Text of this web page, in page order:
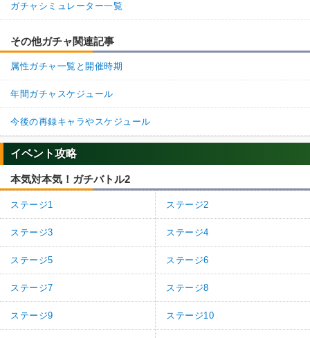
ガチャシミュレーター一覧
その他ガチャ関連記事
属性ガチャ一覧と開催時期
年間ガチャスケジュール
今後の再録キャラやスケジュール
イベント攻略
本気対本気！ガチバトル2
ステージ1 ステージ2
ステージ3 ステージ4
ステージ5 ステージ6
ステージ7 ステージ8
ステージ9 ステージ10